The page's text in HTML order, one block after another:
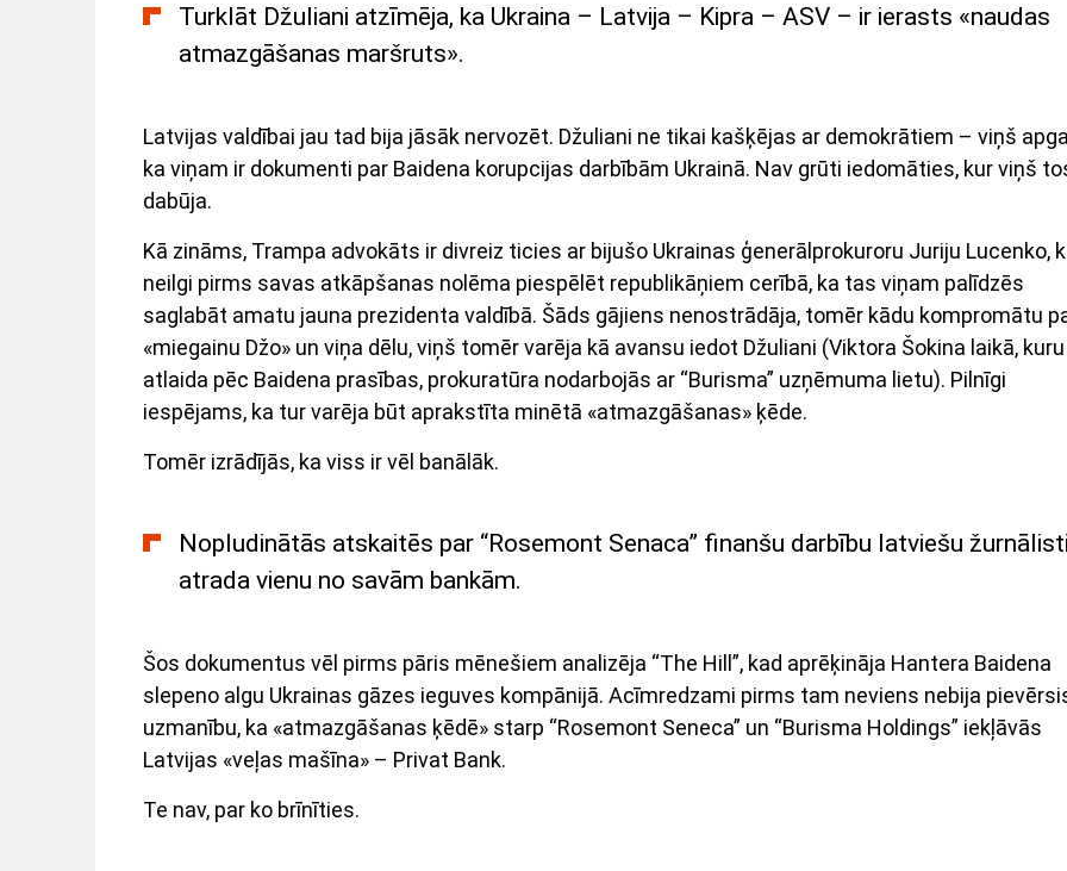
Turklāt Džuliani atzīmēja, ka Ukraina – Latvija – Kipra – ASV – ir ierasts «naudas
atmazgāšanas maršruts».
Latvijas valdībai jau tad bija jāsāk nervozēt. Džuliani ne tikai kašķējas ar demokrātiem – viņš
ka viņam ir dokumenti par Baidena korupcijas darbībām Ukrainā. Nav grūti iedomāties, kur viņš
dabūja.
Kā zināms, Trampa advokāts ir divreiz ticies ar bijušo Ukrainas ģenerālprokuroru Juriju Lucenko,
neilgi pirms savas atkāpšanas nolēma piespēlēt republikāņiem cerībā, ka tas viņam palīdzēs
saglabāt amatu jauna prezidenta valdībā. Šāds gājiens nenostrādāja, tomēr kādu kompromātu
«miegainu Džo» un viņa dēlu, viņš tomēr varēja kā avansu iedot Džuliani (Viktora Šokina laikā, kuru
atlaida pēc Baidena prasības, prokuratūra nodarbojās ar “Burisma” uzņēmuma lietu). Pilnīgi
iespējams, ka tur varēja būt aprakstīta minētā «atmazgāšanas» ķēde.
Tomēr izrādījās, ka viss ir vēl banālāk.
Nopludinātās atskaitēs par “Rosemont Senaca” finanšu darbību latviešu
atrada vienu no savām bankām.
Šos dokumentus vēl pirms pāris mēnešiem analizēja “The Hill”, kad aprēķināja Hantera Baidena
slepeno algu Ukrainas gāzes ieguves kompānijā. Acīmredzami pirms tam neviens nebija
uzmanību, ka «atmazgāšanas ķēdē» starp “Rosemont Seneca” un “Burisma Holdings” iekļāvās
Latvijas «veļas mašīna» – Privat Bank.
Te nav, par ko brīnīties.